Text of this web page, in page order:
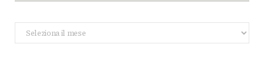
Archivio
Articoli